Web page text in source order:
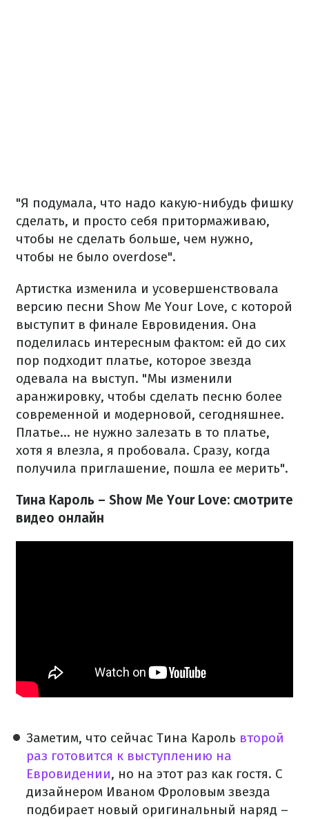
"Я подумала, что надо какую-нибудь фишку
сделать, и просто себя притормаживаю,
чтобы не сделать больше, чем нужно,
чтобы не было overdose".
Артистка изменила и усовершенствовала
версию песни Show Me Your Love, с которой
выступит в финале Евровидения. Она
поделилась интересным фактом: ей до сих
пор подходит платье, которое звезда
одевала на выступ. "Мы изменили
аранжировку, чтобы сделать песню более
современной и модерновой, сегодняшнее.
Платье... не нужно залезать в то платье,
хотя я влезла, я пробовала. Сразу, когда
получила приглашение, пошла ее мерить".
Тина Кароль – Show Me Your Love: смотрите
видео онлайн
Заметим, что сейчас Тина Кароль второй
раз готовится к выступлению на
Евровидении, но на этот раз как гостя. С
дизайнером Иваном Фроловым звезда
подбирает новый оригинальный наряд –